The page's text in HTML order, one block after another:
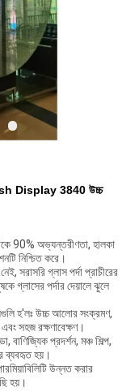
Display 3840 উচ্চ
90% অভ্যন্তরীণতা, হালকা
নিশ্চিত করে।
সরাসরি গ্লাস পর্দা প্রাচীরের
গ্লাসের পর্দার দেয়ালে ঝুলে
হ'লঃ উচ্চ আলোর সংক্রমণ,
সহজ রক্ষণাবেক্ষণ।
বাণিজ্যিক প্রদর্শন, মঞ্চ শিল্প,
ব্যবহৃত হয়।
উন্নত করার
হয়।